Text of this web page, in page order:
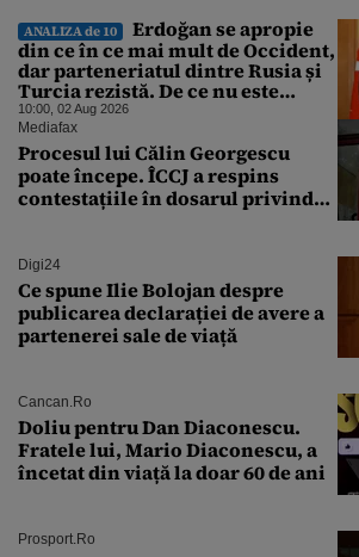
ANALIZA de 10
Erdoğan se apropie
din ce în ce mai mult de Occident,
dar parteneriatul dintre Rusia și
Turcia rezistă. De ce nu este
Moscova îngrijorată de
orientarea spre vest a Ankarei
10:00, 02 Aug 2026
Mediafax
Procesul lui Călin Georgescu
poate începe. ÎCCJ a respins
contestațiile în dosarul privind
Digi24
Ce spune Ilie Bolojan despre
publicarea declarației de avere a
partenerei sale de viață
Cancan.ro
Doliu pentru Dan Diaconescu.
Fratele lui, Mario Diaconescu, a
încetat din viață la doar 60 de ani
Prosport.ro